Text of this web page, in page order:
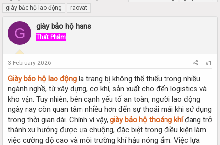
h
r
e
d
a
r
e
r
t
a
r
t
giày bảo hộ lao động
raovat
G giày bảo hộ hans
Thất Phẩm
3 February 2026 #1
Giày bảo hộ lao động là trang bị không thể thiếu trong nhiều
ngành nghề, từ xây dựng, cơ khí, sản xuất cho đến logistics và
kho vận. Tuy nhiên, bên cạnh yếu tố an toàn, người lao động
ngày nay còn quan tâm nhiều hơn đến sự thoải mái khi sử dụng
trong thời gian dài. Chính vì vậy, giày bảo hộ thoáng khíđang trở
thành xu hướng được ưa chuộng, đặc biệt trong điều kiện làm
việc cường độ cao và môi trường khí hậu nóng ẩm. Việc lựa